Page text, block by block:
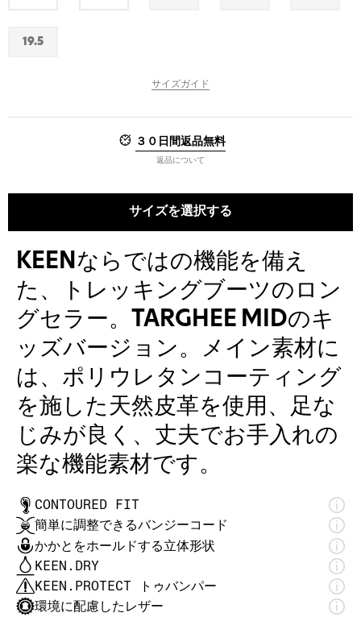
ず
19.5
在
サイズガイド
３０日間返品無料
返品について
サイズを選択する
KEENならではの機能を備え
た、トレッキングブーツのロン
グセラー。TARGHEE MIDのキ
ッズバージョン。メイン素材に
は、ポリウレタンコーティング
を施した天然皮革を使用、足な
じみが良く、丈夫でお手入れの
楽な機能素材です。
CONTOURED FIT
簡単に調整できるバンジーコード
かかとをホールドする立体形状
KEEN.DRY
KEEN.PROTECT トゥバンパー
環境に配慮したレザー